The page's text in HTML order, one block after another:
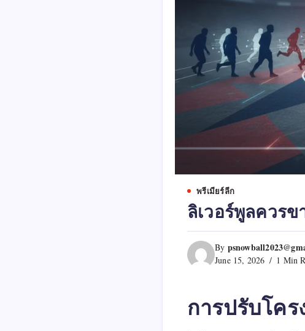
พรีเมียร์ลีก
ลิเวอร์พูลควร
By
June 15, 2026 1 Min
การปรับโค